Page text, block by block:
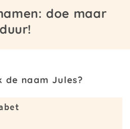
doe maar
duur!
de naam Jules?